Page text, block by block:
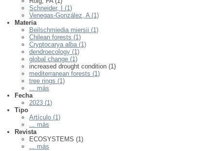
Schneider, I (1)
Venegas-González, A (1)
Materia
Beilschmiedia miersii (1)
Chilean forests (1)
Cryptocarya alba (1)
dendroecology (1)
global change (1)
increased drought condition (1)
mediterranean forests (1)
tree rings (1)
... más
Fecha
2023 (1)
Tipo
Artículo (1)
... más
Revista
ECOSYSTEMS (1)
... más